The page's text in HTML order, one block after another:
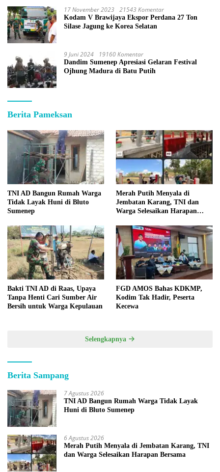
17 November 2023 21543 Komentar
Kodam V Brawijaya Ekspor Perdana 27 Ton
Silase Jagung ke Korea Selatan
9 Juni 2024 19160 Komentar
Dandim Sumenep Apresiasi Gelaran Festival
Ojhung Madura di Batu Putih
Berita Pameksan
TNI AD Bangun Rumah Warga
Tidak Layak Huni di Bluto
Sumenep
Merah Putih Menyala di
Jembatan Karang, TNI dan
Warga Selesaikan Harapan
Bakti TNI AD di Raas, Upaya
Tanpa Henti Cari Sumber Air
Bersih untuk Warga Kepulauan
FGD AMOS Bahas KDKMP,
Kodim Tak Hadir, Peserta
Kecewa
Selengkapnya
Berita Sampang
7 Agustus 2026
TNI AD Bangun Rumah Warga Tidak Layak
Huni di Bluto Sumenep
6 Agustus 2026
Merah Putih Menyala di Jembatan Karang, TNI
dan Warga Selesaikan Harapan Bersama